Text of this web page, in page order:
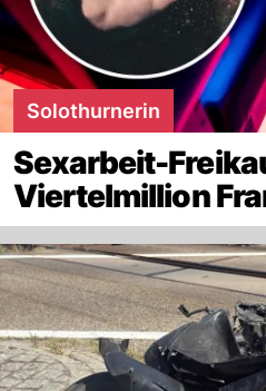
Solothurnerin
Sexarbeit-
Viertelmillion